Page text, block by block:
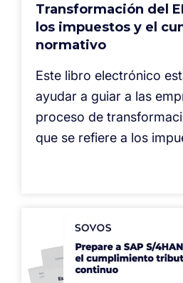
Transformación del
los impuestos y el
normativo
Este libro electrónico
ayudar a guiar a las
proceso de
que se refiere a los